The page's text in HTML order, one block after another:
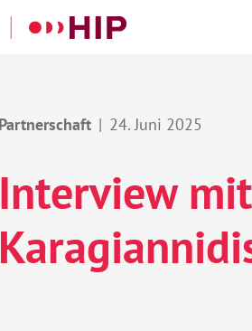
Interview
24. Juni 2025